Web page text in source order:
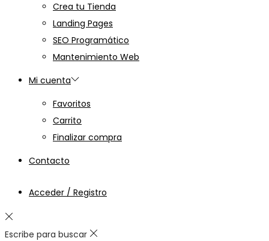
Crea tu Tienda
Landing Pages
SEO Programático
Mantenimiento Web
Mi cuenta
Favoritos
Carrito
Finalizar compra
Contacto
Acceder / Registro
Escribe para buscar